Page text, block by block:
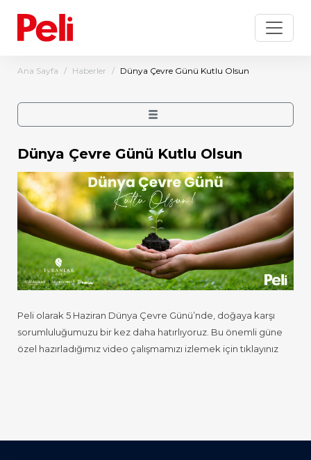
Ana Sayfa Haberler Dünya Çevre Günü Kutlu Olsun
Dünya Çevre Günü Kutlu Olsun
Peli olarak 5 Haziran Dünya Çevre Günü’nde, doğaya karşı
sorumluluğumuzu bir kez daha hatırlıyoruz. Bu önemli güne
özel hazırladığımız video çalışmamızı izlemek içintıklayınız